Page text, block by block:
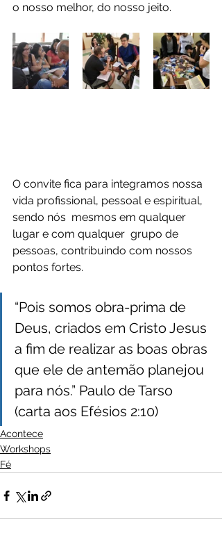
o nosso melhor, do nosso jeito.
O convite fica para integramos nossa
vida profissional, pessoal e espiritual,
sendo nós  mesmos em qualquer
lugar e com qualquer  grupo de
pessoas, contribuindo com nossos
pontos fortes.
“Pois somos obra-prima de
Deus, criados em Cristo Jesus
a fim de realizar as boas obras
que ele de antemão planejou
para nós.” Paulo de Tarso
(carta aos Efésios 2:10)
Acontece
Workshops
Fé